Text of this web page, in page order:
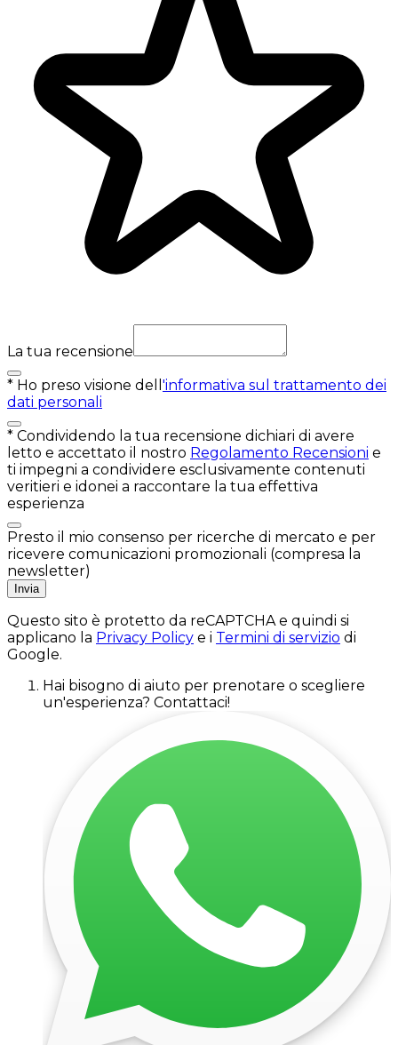
La tua recensione
* Ho preso visione dell 'informativa sul trattamento dei
dati personali
* Condividendo la tua recensione dichiari di avere
letto e accettato il nostro Regolamento Recensioni e
ti impegni a condividere esclusivamente contenuti
veritieri e idonei a raccontare la tua effettiva
esperienza
Presto il mio consenso per ricerche di mercato e per
ricevere comunicazioni promozionali (compresa la
newsletter)
Invia
Questo sito è protetto da reCAPTCHA e quindi si
applicano la Privacy Policy e i Termini di servizio di
Google.
Hai bisogno di aiuto per prenotare o scegliere
un'esperienza? Contattaci!